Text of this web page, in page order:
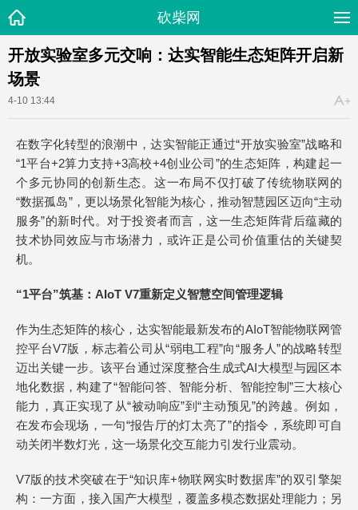
砍柴网
开放实验室多元交响：达实智能生态矩阵开启新
场景
4-10 13:44
在数字化转型的浪潮中，达实智能正通过“开放实验室”战略和
“1平台+2算力支持+3高校+4创业公司”的生态矩阵，构建起一
个多元协同的创新生态。这一布局不仅打破了传统物联网的
“数据孤岛”，更以场景化智能为核心，推动智慧园区迈向“主动
服务”的新时代。对于投资者而言，这一生态矩阵背后蕴藏的
技术协同效应与市场潜力，或许正是公司价值重估的关键契
机。
“1平台”筑基：AIoT V7重新定义智慧空间管理逻辑
作为生态矩阵的核心，达实智能最新发布的AIoT智能物联网管
控平台V7版，标志着公司从“弱电工程”向“服务人”的战略转型
迈出关键一步。该平台通过深度整合生成式AI大模型与园区本
地化数据，构建了“智能问答、智能分析、智能控制”三大核心
能力，真正实现了从“被动响应”到“主动预见”的跨越。例如，
在发布会现场，一句“报告厅的灯太亮了”的指令，系统即可自
动关闭半数灯光，这一场景化交互能力引发行业震动。
V7版的技术突破在于“知识库+物联网实时数据库”的双引擎架
构：一方面，接入国产大模型，覆盖多模态数据处理能力；另